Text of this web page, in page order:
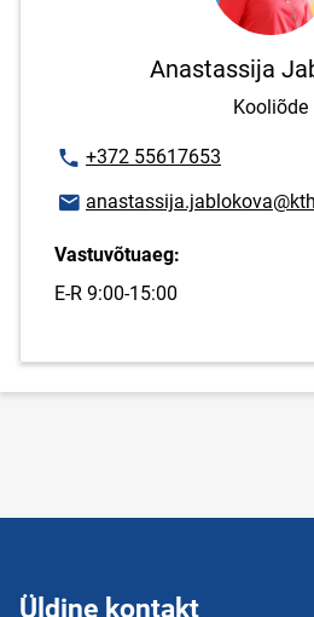
Anastassija
Kooliõde
Telefoninumber
+372 55617653
E-posti aadress
Vastuvõtuaeg:
E-R 9:00-15:00
Üldine kontakt